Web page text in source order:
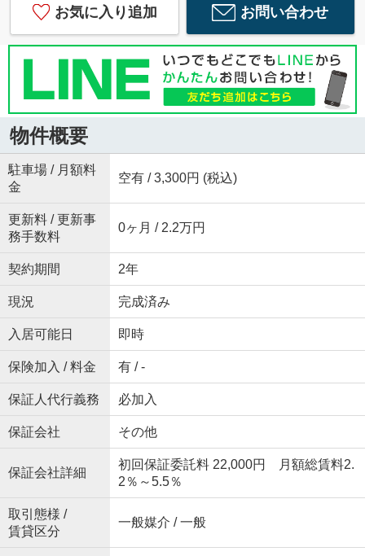
お気に入り追加 お問い合わせ
物件概要
駐車場 / 月額料
金
空有 / 3,300円 (税込)
更新料 / 更新事
務手数料
0ヶ月 / 2.2万円
契約期間 2年
現況 完成済み
入居可能日 即時
保険加入 / 料金 有 / -
保証人代行義務 必加入
保証会社 その他
保証会社詳細
初回保証委託料 22,000円 月額総賃料2.
2％～5.5％
取引態様 /
賃貸区分
一般媒介 / 一般